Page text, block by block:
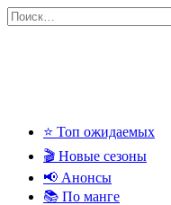
Перейти
к
Search
for:
⭐ Топ ожидаемых
🎬 Новые сезоны
📢 Анонсы
📚 По манге